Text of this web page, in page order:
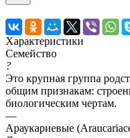
Характеристики
Семейство
?
Это крупная группа
общим признакам:
биологическим чертам.
—
Араукариевые